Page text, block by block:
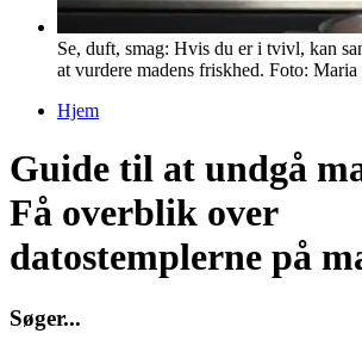
Se, duft, smag: Hvis du er i tvivl, kan
at vurdere madens friskhed. Foto: Maria
Hjem
Guide til at undgå
Få overblik over
datostemplerne på
Søger...